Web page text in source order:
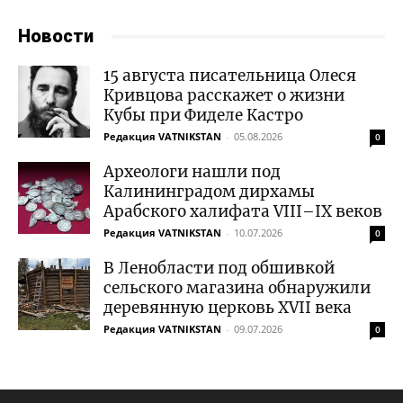
Новости
15 августа писательница Олеся
Кривцова расскажет о жизни
Кубы при Фиделе Кастро
Редакция VATNIKSTAN - 05.08.2026 0
Археологи нашли под
Калининградом дирхамы
Арабского халифата VIII–IX веков
Редакция VATNIKSTAN - 10.07.2026 0
В Ленобласти под обшивкой
сельского магазина обнаружили
деревянную церковь XVII века
Редакция VATNIKSTAN - 09.07.2026 0